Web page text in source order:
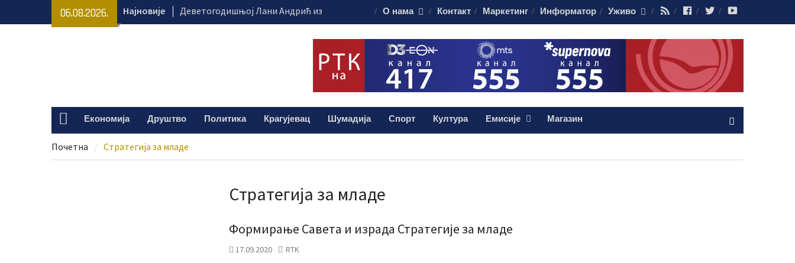
06.08.2026. Најновије
Деветогодишњој Лани Андрић из
Крагујевца потребна помоћ за
Крагујевачки ватрогасци помажу у
Клиника за педијатрију у Крагујевцу
добила нове дијагностичке апарате
О нама Контакт Маркетинг Информатор Уживо RSS FacebookTwitter
HomeЕкономија Друштво Политика Крагујевац Шумадија Спорт Култура Емисије Магазин
Почетна Стратегија за младе
Стратегија за младе
Формирање Савета и израда Стратегије за младе
17.09.2020 RTK